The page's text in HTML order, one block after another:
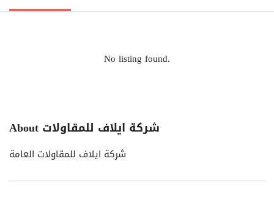
No listing found.
About شركة ايلاف للمقاولات
شركة ايلاف للمقاولات العامة